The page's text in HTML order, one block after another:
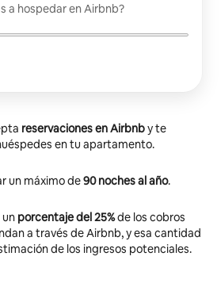
a hospedar en Airbnb?
reservaciones en Airbnby te
en tu apartamento.
un máximo de90 noches al año.
un porcentaje del 25%de los cobros
a través de Airbnb, y esa cantidad
de los ingresos potenciales.